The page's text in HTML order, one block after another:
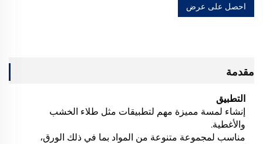
احصل على عرض
مقدمة
التطبيق
إنشاء لمسة مميزة مهم لتطبيقات مثل طلاء الخشب
والأغطية.
مناسب لمجموعة متنوعة من المواد بما في ذلك الورق،